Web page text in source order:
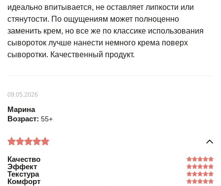
идеально впитывается, не оставляет липкости или
стянутости. По ощущениям может полноценно
заменить крем, но все же по классике использования
сывороток лучше нанести немного крема поверх
сыворотки. Качественный продукт.
09.05.2026
Марина
Возраст: 55+
Качество
Эффект
Текстура
Комфорт